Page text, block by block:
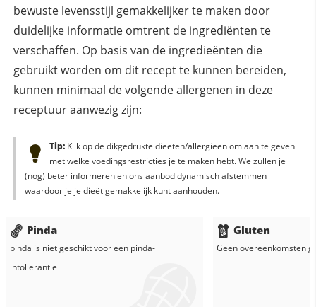
bewuste levensstijl gemakkelijker te maken door
duidelijke informatie omtrent de ingrediënten te
verschaffen. Op basis van de ingredieënten die
gebruikt worden om dit recept te kunnen bereiden,
kunnen minimaal de volgende allergenen in deze
receptuur aanwezig zijn:
Tip:Klik op de dikgedrukte dieëten/allergieën om aan te geven
met welke voedingsrestricties je te maken hebt. We zullen je
(nog) beter informeren en ons aanbod dynamisch afstemmen
waardoor je je dieët gemakkelijk kunt aanhouden.
Pinda
pinda is niet geschikt voor een pinda-
intollerantie
Gluten
Geen overeenkomsten